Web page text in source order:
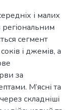
і малих
регіональним
сегмент
і джемів, а
за
М’ясні та
складніші